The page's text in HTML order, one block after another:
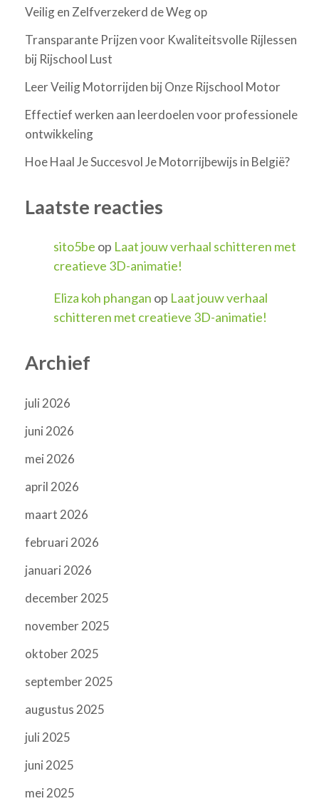
Veilig en Zelfverzekerd de Weg op
Transparante Prijzen voor Kwaliteitsvolle Rijlessen
bij Rijschool Lust
Leer Veilig Motorrijden bij Onze Rijschool Motor
Effectief werken aan leerdoelen voor professionele
ontwikkeling
Hoe Haal Je Succesvol Je Motorrijbewijs in België?
Laatste reacties
sito5be op Laat jouw verhaal schitteren met
creatieve 3D-animatie!
Eliza koh phangan op Laat jouw verhaal
schitteren met creatieve 3D-animatie!
Archief
juli 2026
juni 2026
mei 2026
april 2026
maart 2026
februari 2026
januari 2026
december 2025
november 2025
oktober 2025
september 2025
augustus 2025
juli 2025
juni 2025
mei 2025